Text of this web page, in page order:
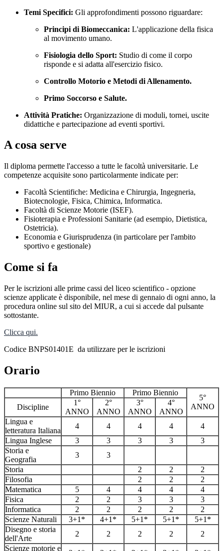
Temi Specifici: Gli approfondimenti possono riguardare:
Principi di Biomeccanica: L'applicazione della fisica
al movimento umano.
Fisiologia dello Sport: Studio di come il corpo
risponde e si adatta all'esercizio fisico.
Controllo Motorio e Metodi di Allenamento.
Primo Soccorso e Salute.
Attività Pratiche: Organizzazione di moduli, tornei, uscite
didattiche e partecipazione ad eventi sportivi.
A cosa serve
Il diploma permette l'accesso a tutte le facoltà universitarie. Le
competenze acquisite sono particolarmente indicate per:
Facoltà Scientifiche: Medicina e Chirurgia, Ingegneria,
Biotecnologie, Fisica, Chimica, Informatica.
Facoltà di Scienze Motorie (ISEF).
Fisioterapia e Professioni Sanitarie (ad esempio, Dietistica,
Ostetricia).
Economia e Giurisprudenza (in particolare per l'ambito
sportivo e gestionale)
Come si fa
Per le iscrizioni alle prime cassi del liceo scientifico - opzione
scienze applicate è disponibile, nel mese di gennaio di ogni anno, la
procedura online sul sito del MIUR, a cui si accede dal pulsante
sottostante.
Clicca qui.
Codice BNPS01401E da utilizzare per le iscrizioni
Orario
Primo Biennio Primo Biennio
5°
ANNO
Discipline
1°
ANNO
2°
ANNO
3°
ANNO
4°
ANNO
Lingua e
letteratura Italiana
4 4 4 4
4
Lingua Inglese
3 3 3 3
3
Storia e
Geografia
3
3
Storia
2 2
2
Filosofia
2 2
2
Matematica
5 4 4 4
4
Fisica
2 2 3 3
3
Informatica
2 2 2 2
2
Scienze Naturali
3+1* 4+1* 5+1* 5+1*
5+1*
Disegno e storia
dell'Arte
2 2 2 2
2
Scienze motorie e